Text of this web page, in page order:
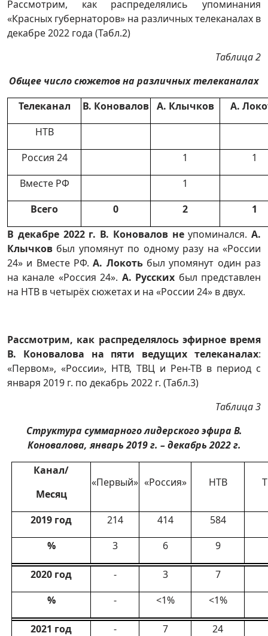
Рассмотрим, как распределялись упоминания
«Красных губернаторов» на различных телеканалах в
декабре 2022 года (Табл.2)
Таблица 2
Общее число сюжетов на различных телеканалах
Телеканал
В. Коновалов А. Клычков
А.
НТВ
Россия 24
1
1
Вместе РФ
1
Всего
0 2
1
В декабре 2022 г. В. Коновалов неупоминался. А.
Клычков был упомянут по одному разу на «России
24» и Вместе РФ. А. Локоть был упомянут один раз
на канале «Россия 24». А. Русских был представлен
на НТВ в четырёх сюжетах и на «России 24» в двух.
Рассмотрим, как распределялось эфирное время
В. Коновалова на пяти ведущих телеканалах:
«Первом», «России», НТВ, ТВЦ и Рен-ТВ в период с
января 2019 г. по декабрь 2022 г. (Табл.3)
Таблица 3
Структура суммарного лидерского эфира В.
Коновалова, январь 2019 г. – декабрь 2022 г.
Канал/
Месяц
«Первый» «Россия» НТВ
2019 год 214 414
584
%
3 6 9
2020 год - 3
7
%
- <1% <1%
2021 год - 7 24